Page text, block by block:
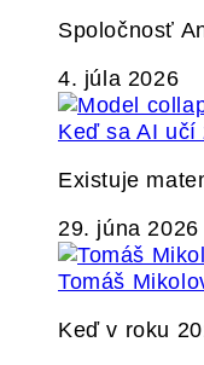
Spoločnosť
4. júla 2026
Keď sa AI učí
Existuje
29. júna 2026
Tomáš
Keď v roku